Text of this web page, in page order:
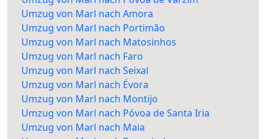
Umzug von Marl nach Amora
Umzug von Marl nach Portimão
Umzug von Marl nach Matosinhos
Umzug von Marl nach Faro
Umzug von Marl nach Seixal
Umzug von Marl nach Évora
Umzug von Marl nach Montijo
Umzug von Marl nach Póvoa de Santa Iria
Umzug von Marl nach Maia